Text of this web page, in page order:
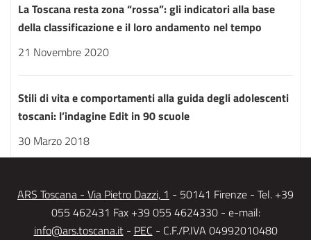
La Toscana resta zona “rossa”: gli indicatori alla base
della classificazione e il loro andamento nel tempo
21 Novembre 2020
Stili di vita e comportamenti alla guida degli adolescenti
toscani: l’indagine Edit in 90 scuole
30 Marzo 2018
ARS Toscana - Via Pietro Dazzi, 1 - 50141 Firenze - Tel. +39
055 462431 Fax +39 055 4624330 - e-mail:
info@ars.toscana.it- PEC - C.F./P.IVA 04992010480